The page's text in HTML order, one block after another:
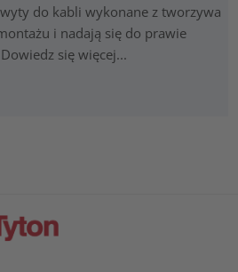
do kabli wykonane z tworzywa
i nadają się do prawie
się więcej...